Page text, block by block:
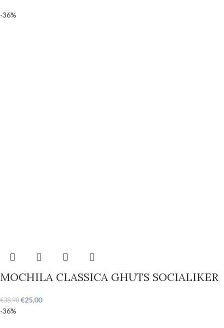
-36%
MOCHILA CLASSICA GHUTS SOCIALIKER
€38,90 €25,00
-36%